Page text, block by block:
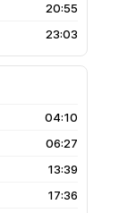
20:55
23:03
04:10
06:27
13:39
17:36